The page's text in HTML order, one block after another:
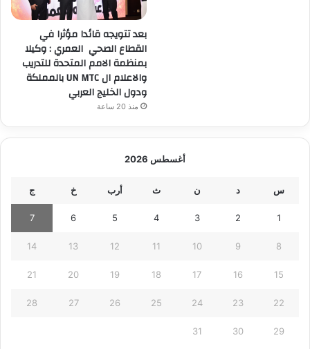
بعد تتويجه قائدا مؤثرا في
القطاع الصحي العمري : وكيلا
بمنظمة الامم المتحدة للتدريب
والاعلام ال UN MTC بالمملكة
ودول الخليج العربي
منذ 20 ساعة
أغسطس 2026
س د ن ث أرب خ ج
1
2
3
4
5
6
7
8
9
10
11
12
13
14
15
16
17
18
19
20
21
22
23
24
25
26
27
28
29
30
31